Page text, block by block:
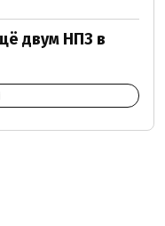
двум НПЗ в